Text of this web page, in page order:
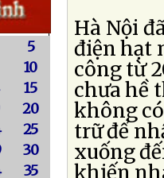
5
10
15
20
25
30
35
Hà Nội
điện hạt
công từ
chưa hề
không
trữ để
xuống
khiến